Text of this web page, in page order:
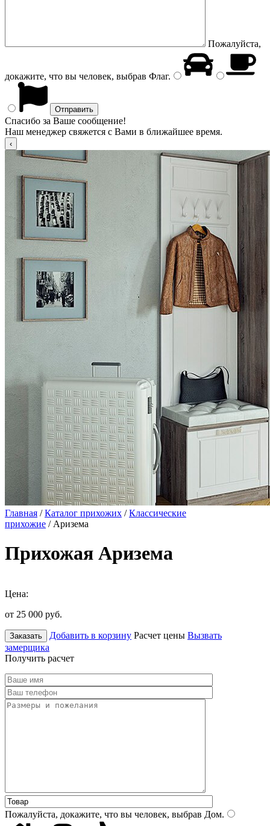
Пожалуйста,
докажите, что вы человек, выбрав Флаг.
Спасибо за Ваше сообщение!
Наш менеджер свяжется с Вами в ближайшее время.
Главная /Каталог прихожих /Классические
прихожие / Аризема
Прихожая Аризема
Цена:
от 25 000 руб.
Заказать Добавить в корзину Расчет цены Вызвать
замерщика
Получить расчет
Пожалуйста, докажите, что вы человек, выбрав Дом.